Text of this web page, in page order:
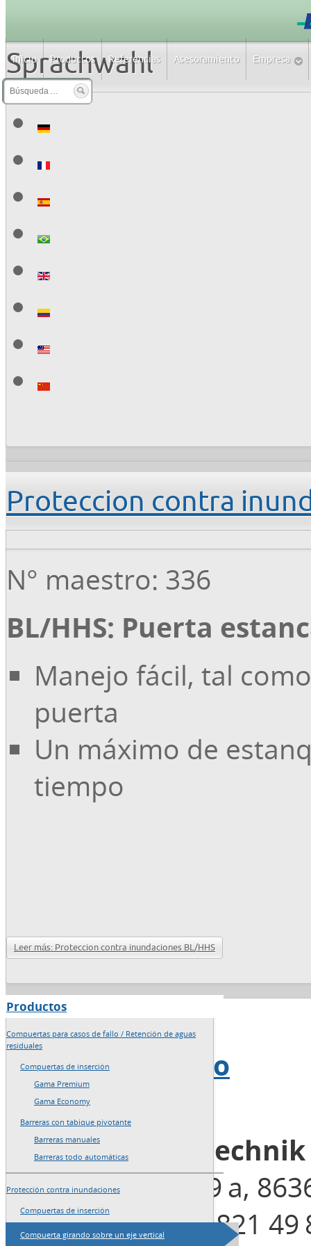
Inicio Productos Referencias Asesoramiento Empresa
Sprachwahl
Proteccion contra
N° maestro: 336
BL/HHS: Puerta
Manejo fácil, tal
puerta
Un máximo de
tiempo
Leer más: Proteccion contra inundaciones BL/HHS
Productos
Compuertas para casos de fallo / Retención de aguas
residuales
Compuertas de inserción
Gama Premium
Gama Economy
Barreras con tabique pivotante
Barreras manuales
Barreras todo automáticas
Protección contra inundaciones
Compuertas de inserción
Compuerta girando sobre un eje vertical
→Inicio
→Mapa del sitio
→Redacción
Blobel
Henleinstraße 29 a,
Teléfono: +49 (0)821 49